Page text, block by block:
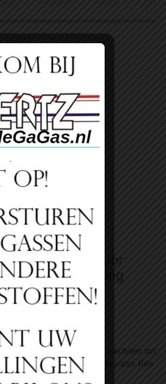
groter
Co2 Neutraal voor
aansluiting
hoeft u niet te wachten tot
van uw bestelling uw Propaan fles